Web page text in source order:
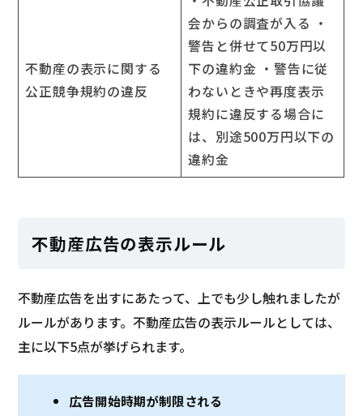
不動産の表示に関する
公正競争規約の違反
会からの調査が入る ・
警告と併せて50万円以
下の違約金 ・警告に従
わないときや再度表示
規約に違反する場合に
は、別途500万円以下の
違約金
不動産広告の表示ルール
不動産広告を出すにあたって、上でも少し触れましたが
ルールがあります。不動産広告の表示ルールとしては、
主に以下5点が挙げられます。
広告開始時期が制限される